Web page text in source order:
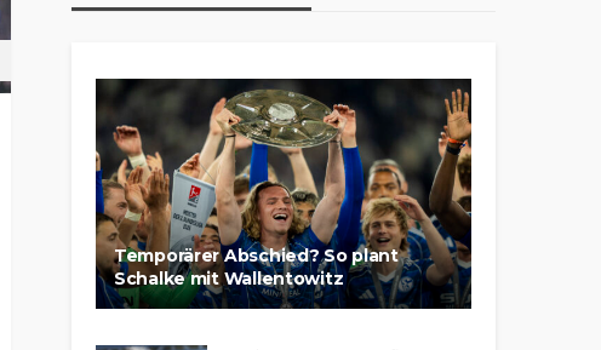
Temporärer Abschied? So plant
Schalke mit Wallentowitz